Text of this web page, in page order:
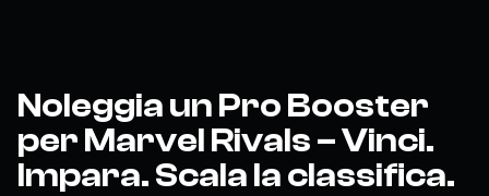
Noleggia un Pro Booster
per Marvel Rivals – Vinci.
Impara. Scala la classifica.